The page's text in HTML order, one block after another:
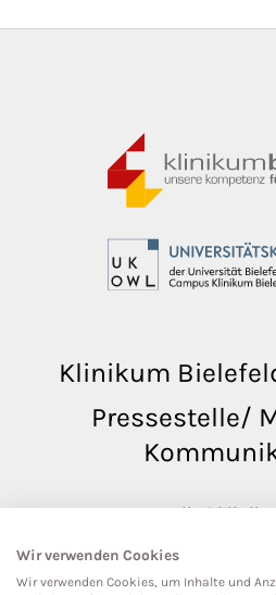
Klinikum
Pressestelle/
Teutoburger
33604
Wir verwenden Cookies
Wir verwenden Cookies, um Inhalte und